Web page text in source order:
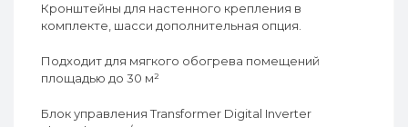
Кронштейны для настенного крепления в
комплекте, шасси дополнительная опция.
Подходит для мягкого обогрева помещений
площадью до 30 м²
Блок управления Transformer Digital Inverter